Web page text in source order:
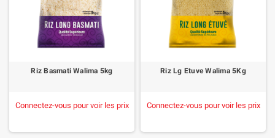
Riz Basmati Walima 5kg
Connectez-vous pour voir les prix
Riz Lg Etuve Walima 5Kg
Connectez-vous pour voir les prix